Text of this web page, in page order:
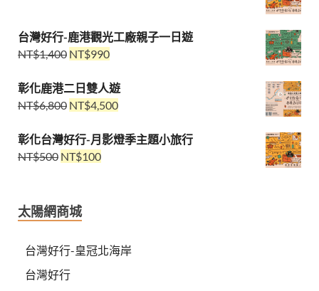
台灣好行-鹿港觀光工廠親子一日遊
NT$1,400 NT$990
彰化鹿港二日雙人遊
NT$6,800 NT$4,500
彰化台灣好行-月影燈季主題小旅行
NT$500 NT$100
太陽網商城
台灣好行-皇冠北海岸
台灣好行